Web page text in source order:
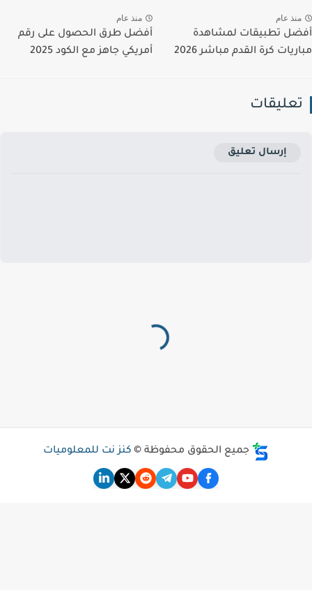
عام
تطبيقات لمشاهدة
كرة القدم مباشر 2026
منذ عام
أفضل طرق الحصول على رقم
أمريكي جاهز مع الكود 2025
إرسال تعليق
جميع الحقوق محفوظة © كنز نت للمعلوميات